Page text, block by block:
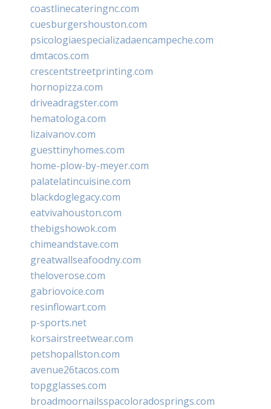
coastlinecateringnc.com
cuesburgershouston.com
psicologiaespecializadaencampeche.com
dmtacos.com
crescentstreetprinting.com
hornopizza.com
driveadragster.com
hematologa.com
lizaivanov.com
guesttinyhomes.com
home-plow-by-meyer.com
palatelatincuisine.com
blackdoglegacy.com
eatvivahouston.com
thebigshowok.com
chimeandstave.com
greatwallseafoodny.com
theloverose.com
gabriovoice.com
resinflowart.com
p-sports.net
korsairstreetwear.com
petshopallston.com
avenue26tacos.com
topgglasses.com
broadmoornailsspacoloradosprings.com